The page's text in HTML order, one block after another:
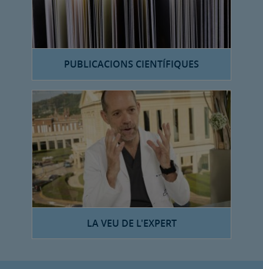
PUBLICACIONS CIENTÍFIQUES
LA VEU DE L'EXPERT